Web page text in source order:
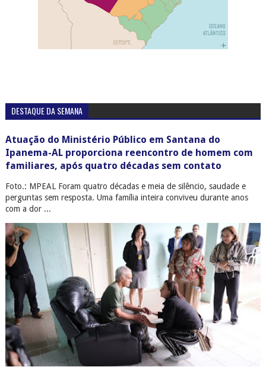
DESTAQUE DA SEMANA
Atuação do Ministério Público em Santana do
Ipanema-AL proporciona reencontro de homem com
familiares, após quatro décadas sem contato
Foto.: MPEAL Foram quatro décadas e meia de silêncio, saudade e
perguntas sem resposta. Uma família inteira conviveu durante anos
com a dor ...